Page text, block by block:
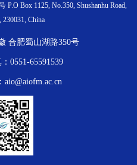
Box 1125, No.350, Shushanhu Road,
230031, China
合肥蜀山湖路350号
0551-65591539
aio@aiofm.ac.cn